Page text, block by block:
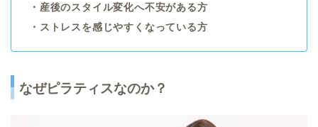
・産後のスタイル変化へ不安がある方
・ストレスを感じやすくなっている方
なぜピラティスなのか？